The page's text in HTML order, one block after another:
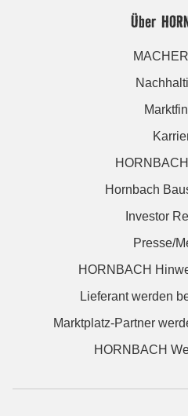
Über
Hornbach
Investor
Presse/
HORNBACH
Lieferant werden
Marktplatz-Partner
HORNBACH